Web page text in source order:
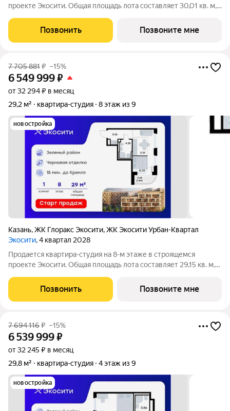
проекте Экосити. Общая площадь лота составляет 30,01 кв. м,
кухонную зону. Номер квартиры - 136 Преимущества
квартиры в Урбан-квартале: -
Позвонить Позвоните мне
7 705 881₽ –15%
6 549 999₽
от 32 294 ₽ в месяц
29,2 м²
квартира-студия 8 этаж из 9
новостройка
Казань,ЖК Глоракс Экосити,ЖК Экосити Урбан-Квартал
Экосити, 4 квартал 2028
Продается квартира-студия на 8-м этаже в строящемся
проекте Экосити. Общая площадь лота составляет 29,15 кв. м,
кухонную зону. Номер квартиры - 63 Преимущества квартиры
в Урбан-квартале: -
Позвонить Позвоните мне
7 694 116₽ –15%
6 539 999₽
от 32 245 ₽ в месяц
29,8 м²
квартира-студия 4 этаж из 9
новостройка